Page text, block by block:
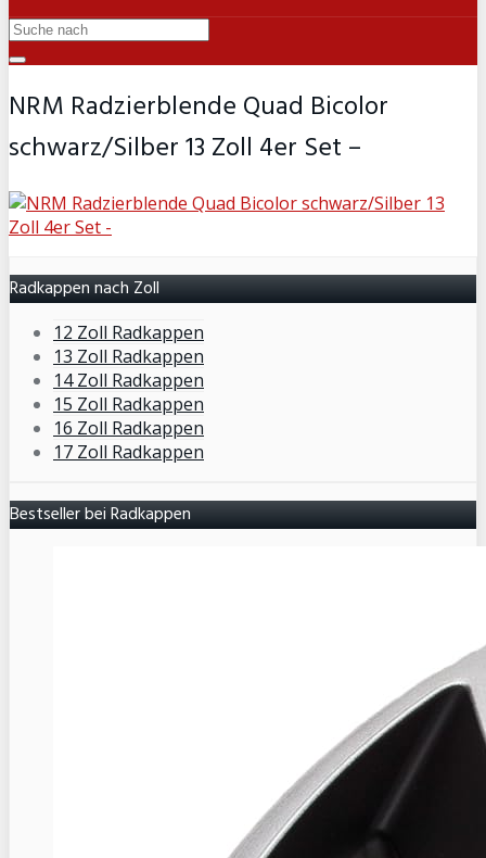
NRM Radzierblende Quad Bicolor
schwarz/Silber 13 Zoll 4er Set –
Radkappen nach Zoll
12 Zoll Radkappen
13 Zoll Radkappen
14 Zoll Radkappen
15 Zoll Radkappen
16 Zoll Radkappen
17 Zoll Radkappen
Bestseller bei Radkappen